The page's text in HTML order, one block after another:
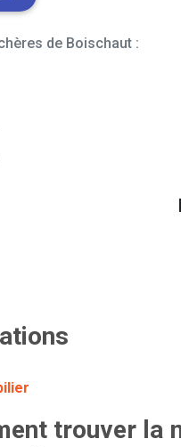
de Boischaut :
trouver la